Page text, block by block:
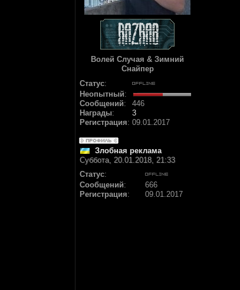
Волей Случая & Зимний
Снайпер
Статус:
Неопытный:
Сообщений:
446
Награды:
3
Регистрация: 09.01.2017
Злобная реклама
Суббота, 20.01.2018, 21:33
Статус:
Сообщений:
666
Регистрация: 09.01.2017